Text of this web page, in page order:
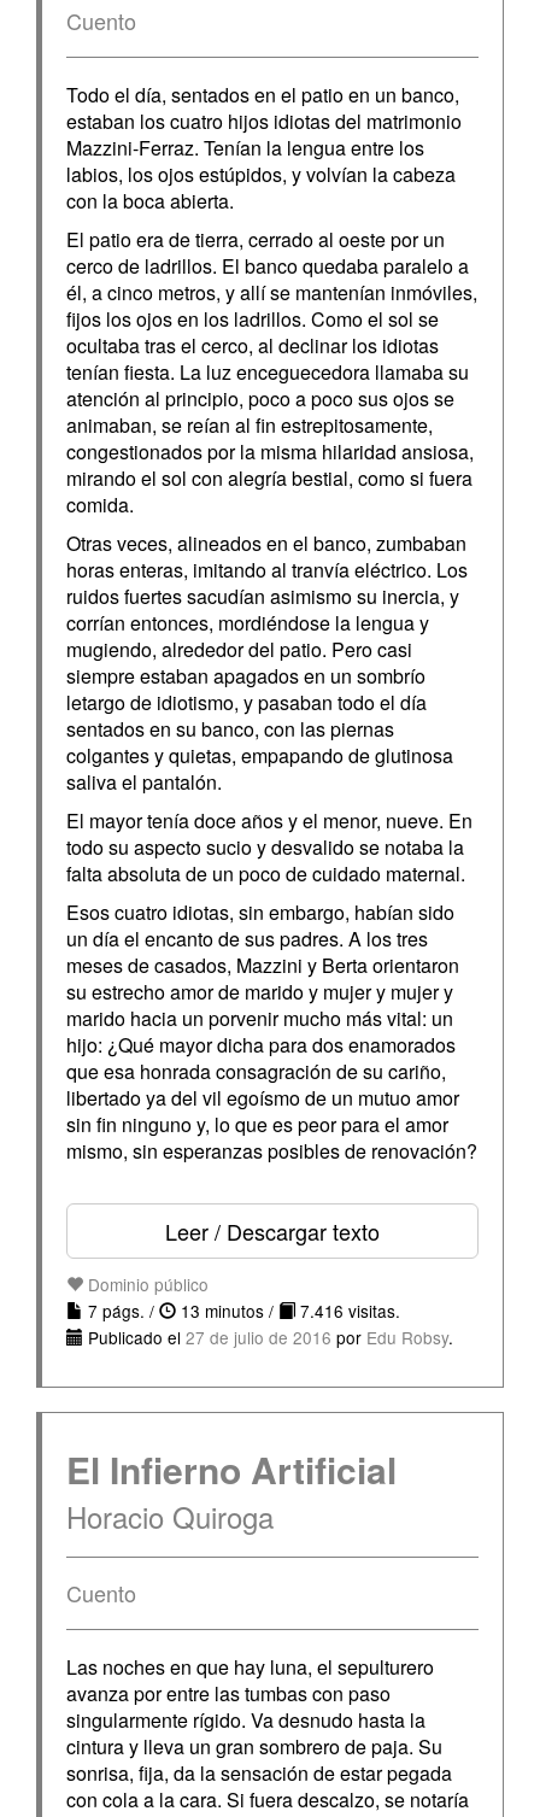
Cuento
Todo el día, sentados en el patio en un banco,
estaban los cuatro hijos idiotas del matrimonio
Mazzini-Ferraz. Tenían la lengua entre los
labios, los ojos estúpidos, y volvían la cabeza
con la boca abierta.
El patio era de tierra, cerrado al oeste por un
cerco de ladrillos. El banco quedaba paralelo a
él, a cinco metros, y allí se mantenían inmóviles,
fijos los ojos en los ladrillos. Como el sol se
ocultaba tras el cerco, al declinar los idiotas
tenían fiesta. La luz enceguecedora llamaba su
atención al principio, poco a poco sus ojos se
animaban, se reían al fin estrepitosamente,
congestionados por la misma hilaridad ansiosa,
mirando el sol con alegría bestial, como si fuera
comida.
Otras veces, alineados en el banco, zumbaban
horas enteras, imitando al tranvía eléctrico. Los
ruidos fuertes sacudían asimismo su inercia, y
corrían entonces, mordiéndose la lengua y
mugiendo, alrededor del patio. Pero casi
siempre estaban apagados en un sombrío
letargo de idiotismo, y pasaban todo el día
sentados en su banco, con las piernas
colgantes y quietas, empapando de glutinosa
saliva el pantalón.
El mayor tenía doce años y el menor, nueve. En
todo su aspecto sucio y desvalido se notaba la
falta absoluta de un poco de cuidado maternal.
Esos cuatro idiotas, sin embargo, habían sido
un día el encanto de sus padres. A los tres
meses de casados, Mazzini y Berta orientaron
su estrecho amor de marido y mujer y mujer y
marido hacia un porvenir mucho más vital: un
hijo: ¿Qué mayor dicha para dos enamorados
que esa honrada consagración de su cariño,
libertado ya del vil egoísmo de un mutuo amor
sin fin ninguno y, lo que es peor para el amor
mismo, sin esperanzas posibles de renovación?
Leer / Descargar texto
Dominio público
7 págs. /
13 minutos /
7.416 visitas.
Publicado el 27 de julio de 2016 por Edu Robsy.
El Infierno Artificial
Horacio Quiroga
Cuento
Las noches en que hay luna, el sepulturero
avanza por entre las tumbas con paso
singularmente rígido. Va desnudo hasta la
cintura y lleva un gran sombrero de paja. Su
sonrisa, fija, da la sensación de estar pegada
con cola a la cara. Si fuera descalzo, se notaría